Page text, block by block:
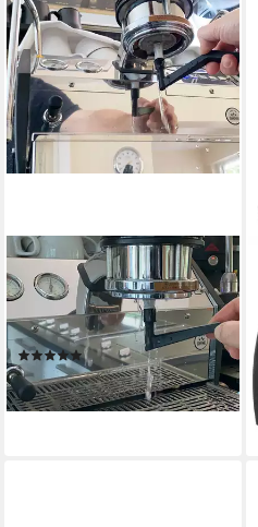
SCARLET ESPRESSO
Reinigungsbürste, scarlet
espresso Reinigungsbürste
»accurato stilo« Reinigung
(1)
9,99 €
lieferbar - in 3-4 Werktagen bei dir